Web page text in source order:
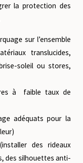
la protection des
sur l’ensemble
translucides,
soleil ou stores,
à faible taux de
adéquats pour la
(installer des rideaux
des silhouettes anti-